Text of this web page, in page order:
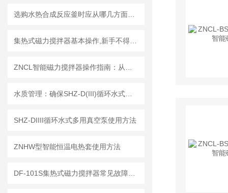
SHZ-DIIII循环水式多用真空泵使用方法
ZNHW型智能恒温电热套使用方法